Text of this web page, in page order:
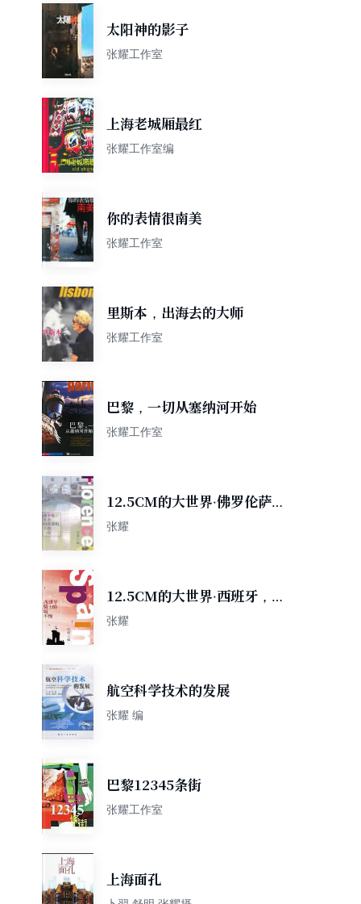
太阳神的影子
张耀工作室
上海老城厢最红
张耀工作室编
你的表情很南美
张耀工作室
里斯本，出海去的大师
张耀工作室
巴黎，一切从塞纳河开始
张耀工作室
12.5CM的大世界·佛罗伦萨，
米开朗基罗的手指一点
张耀
12.5CM的大世界·西班牙，骑
士的城不悔
张耀
航空科学技术的发展
张耀 编
巴黎12345条街
张耀工作室
上海面孔